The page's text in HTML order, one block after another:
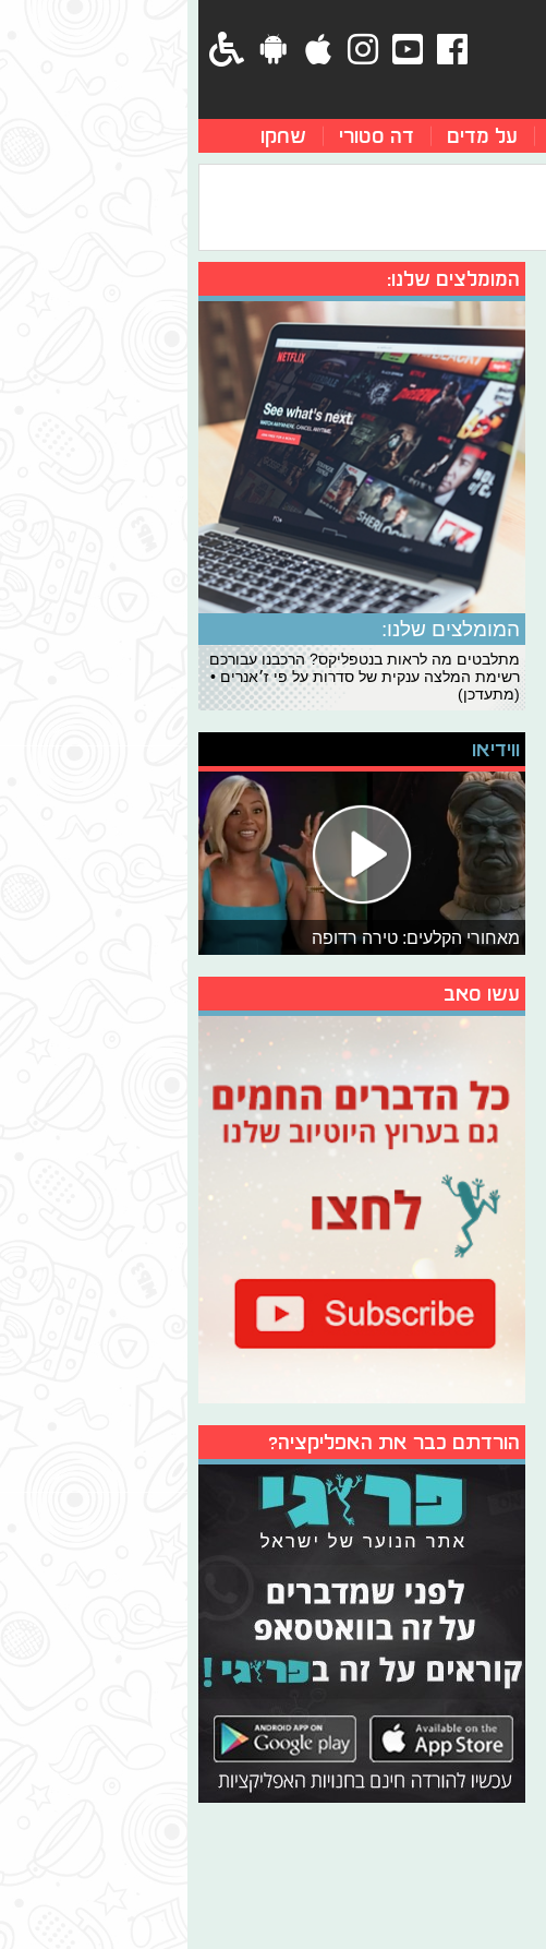
על מדים דה סטורי שחקו
המומלצים שלנו:
המומלצים שלנו:
מתלבטים מה לראות בנטפליקס? הרכבנו עבורכם
רשימת המלצה ענקית של סדרות על פי ז׳אנרים •
(מתעדכן)
ווידיאו
מאחורי הקלעים: טירה רדופה
עשו סאב
הורדתם כבר את האפליקציה?